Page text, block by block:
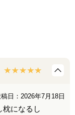
日：2026年7月18日
枕になるし